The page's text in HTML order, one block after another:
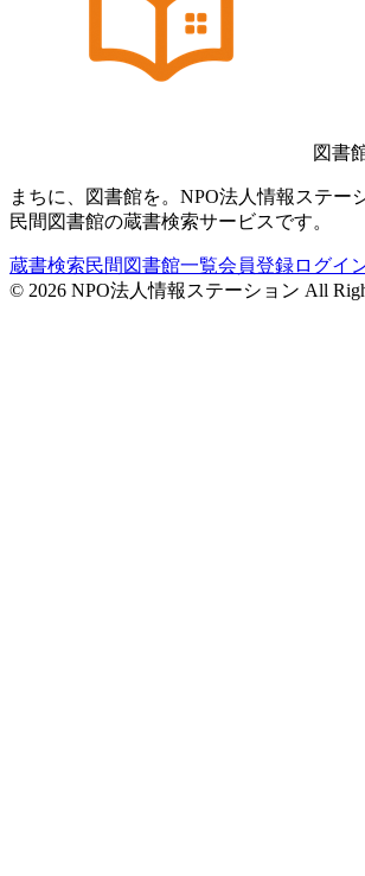
図書
まちに、図書館を。NPO法人情報ステー
民間図書館の蔵書検索サービスです。
蔵書検索民間図書館一覧会員登録ログイ
© 2026 NPO法人情報ステーション All